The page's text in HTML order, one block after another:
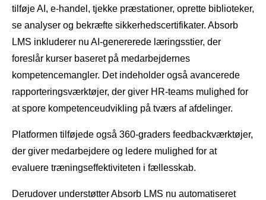
tilføje AI, e-handel, tjekke præstationer, oprette biblioteker,
se analyser og bekræfte sikkerhedscertifikater. Absorb
LMS inkluderer nu AI-genererede læringsstier, der
foreslår kurser baseret på medarbejdernes
kompetencemangler. Det indeholder også avancerede
rapporteringsværktøjer, der giver HR-teams mulighed for
at spore kompetenceudvikling på tværs af afdelinger.
Platformen tilføjede også 360-graders feedbackværktøjer,
der giver medarbejdere og ledere mulighed for at
evaluere træningseffektiviteten i fællesskab.
Derudover understøtter Absorb LMS nu automatiseret